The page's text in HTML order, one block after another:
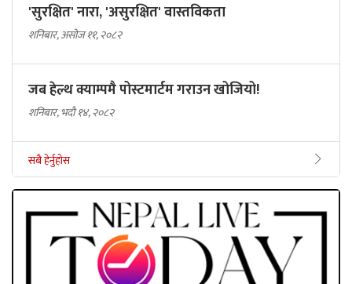
'सुरक्षित' नारा, 'असुरक्षित' वास्तविकता
शनिबार, असोज ११, २०८२
जब हेल्थ क्याम्पमै पोस्टमार्टम गराउन खोजियो!
शनिबार, भदौ १४, २०८२
सबै हेर्नुहोस